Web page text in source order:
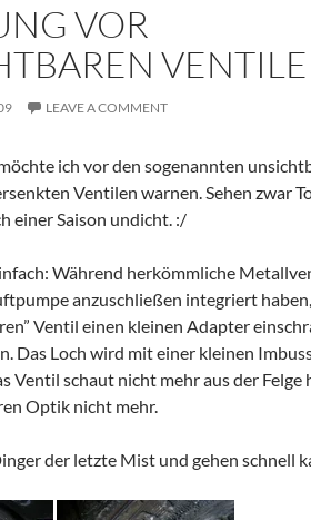
VOR
LEAVE A COMMENT
ich vor den sogenannten
Ventilen warnen. Sehen zwar
einer Saison undicht. :/
Während herkömmliche
anzuschließen integriert
Ventil einen kleinen Adapter
Das Loch wird mit einer kleinen
Ventil schaut nicht mehr aus der Felge
Optik nicht mehr.
der letzte Mist und gehen schnell